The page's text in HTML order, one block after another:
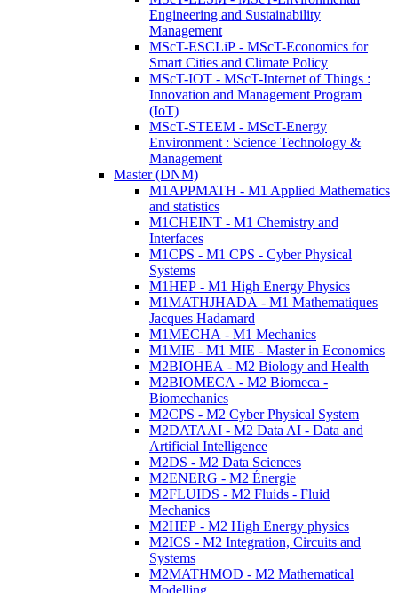
Engineering and Sustainability
Management
MScT-ESCLiP - MScT-Economics for
Smart Cities and Climate Policy
MScT-IOT - MScT-Internet of Things :
Innovation and Management Program
(IoT)
MScT-STEEM - MScT-Energy
Environment : Science Technology &
Management
Master (DNM)
M1APPMATH - M1 Applied Mathematics
and statistics
M1CHEINT - M1 Chemistry and
Interfaces
M1CPS - M1 CPS - Cyber Physical
Systems
M1HEP - M1 High Energy Physics
M1MATHJHADA - M1 Mathematiques
Jacques Hadamard
M1MECHA - M1 Mechanics
M1MIE - M1 MIE - Master in Economics
M2BIOHEA - M2 Biology and Health
M2BIOMECA - M2 Biomeca -
Biomechanics
M2CPS - M2 Cyber Physical System
M2DATAAI - M2 Data AI - Data and
Artificial Intelligence
M2DS - M2 Data Sciences
M2ENERG - M2 Énergie
M2FLUIDS - M2 Fluids - Fluid
Mechanics
M2HEP - M2 High Energy physics
M2ICS - M2 Integration, Circuits and
Systems
M2MATHMOD - M2 Mathematical
Modelling